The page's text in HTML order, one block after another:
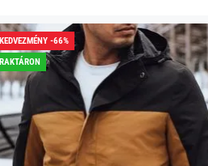
KEDVEZMÉNY -66%
RAKTÁRON